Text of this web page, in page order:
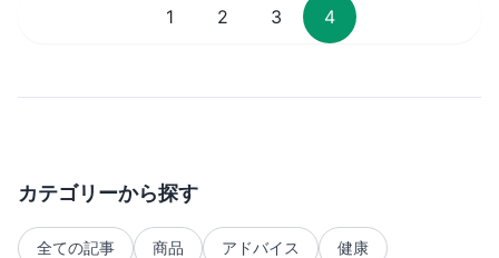
1 2 3 4
カテゴリーから探す
全ての記事 商品 アドバイス 健康